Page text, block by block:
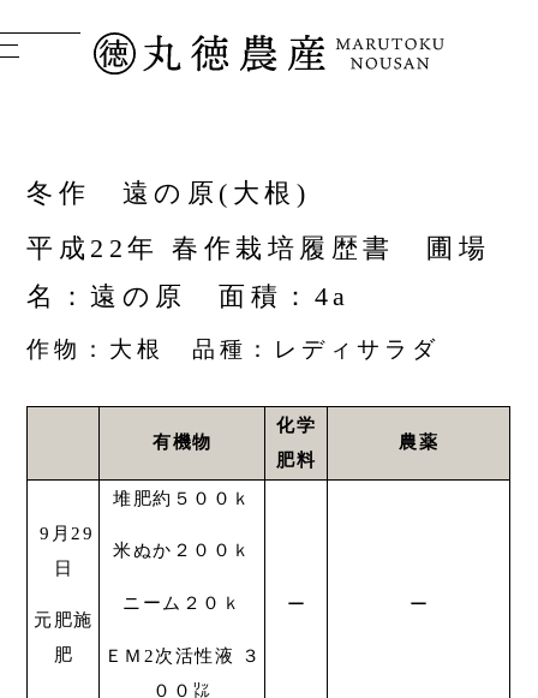
冬作 遠の原(大根)
平成22年 春作栽培履歴書 圃場
名：遠の原 面積：4a
作物：大根 品種：レディサラダ
有機物
化学
肥料
農薬
9月29
日
元肥施
肥
堆肥約５００ｋ
米ぬか２００ｋ
ニーム２０ｋ
ＥＭ2次活性液 ３
００㍑
ー ー